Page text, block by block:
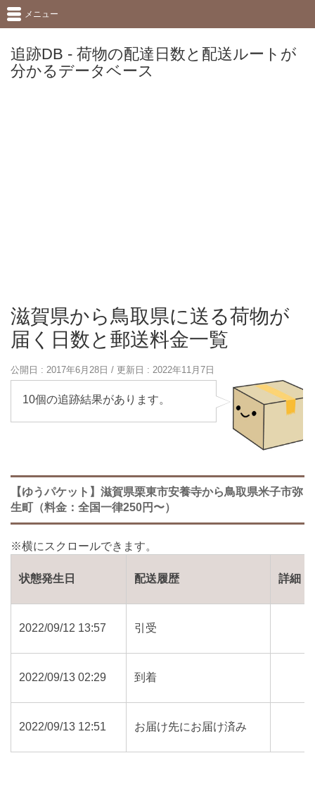
追跡DB - 荷物の配達日数と配送ルートが
分かるデータベース
メニュー
滋賀県から鳥取県に送る荷物が
届く日数と郵送料金一覧
公開日 : 2017年6月28日 / 更新日 : 2022年11月7日
10個の追跡結果があります。
【ゆうパケット】滋賀県栗東市安養寺から鳥取県米子市弥
生町（料金：全国一律250円〜）
状態発生日 配送履歴 詳細
2022/09/12 13:57 引受
2022/09/13 02:29 到着
2022/09/13 12:51 お届け先にお届け済み